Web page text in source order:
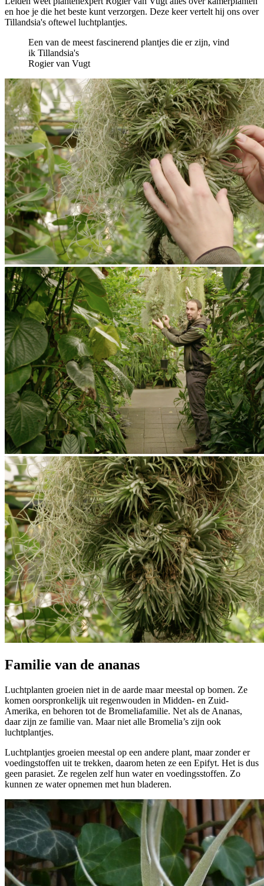
en hoe je die het beste kunt verzorgen. Deze keer vertelt hij ons over
Tillandsia's oftewel luchtplantjes.
Een van de meest fascinerend plantjes die er zijn, vind
ik Tillandsia's
Rogier van Vugt
Familie van de ananas
Luchtplanten groeien niet in de aarde maar meestal op bomen. Ze
komen oorspronkelijk uit regenwouden in Midden- en Zuid-
Amerika, en behoren tot de Bromeliafamilie. Net als de Ananas,
daar zijn ze familie van. Maar niet alle Bromelia’s zijn ook
luchtplantjes.
Luchtplantjes groeien meestal op een andere plant, maar zonder er
voedingstoffen uit te trekken, daarom heten ze een Epifyt. Het is dus
geen parasiet. Ze regelen zelf hun water en voedingsstoffen. Zo
kunnen ze water opnemen met hun bladeren.